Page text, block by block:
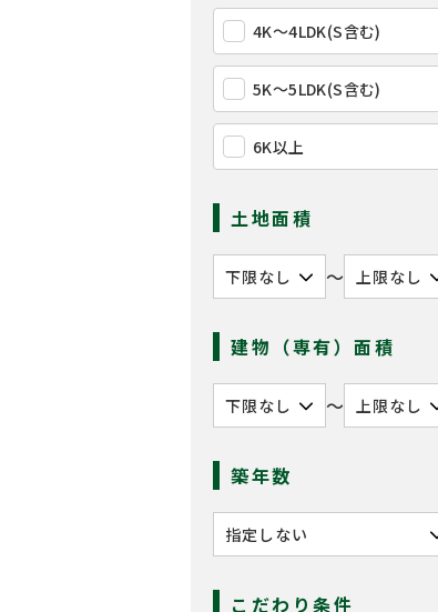
4K〜4LDK(S含む)
5K〜5LDK(S含む)
6K以上
土地面積
〜
建物（専有）面積
〜
築年数
こだわり条件